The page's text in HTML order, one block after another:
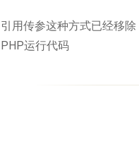
引用传参这种方式已经移
PHP运行代码